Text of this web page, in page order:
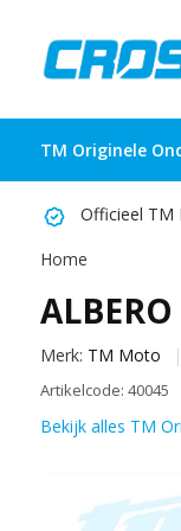
TM Originele
Officieel
Home
Merk: TM Moto
Artikelcode: 40045
Bekijk alles TM